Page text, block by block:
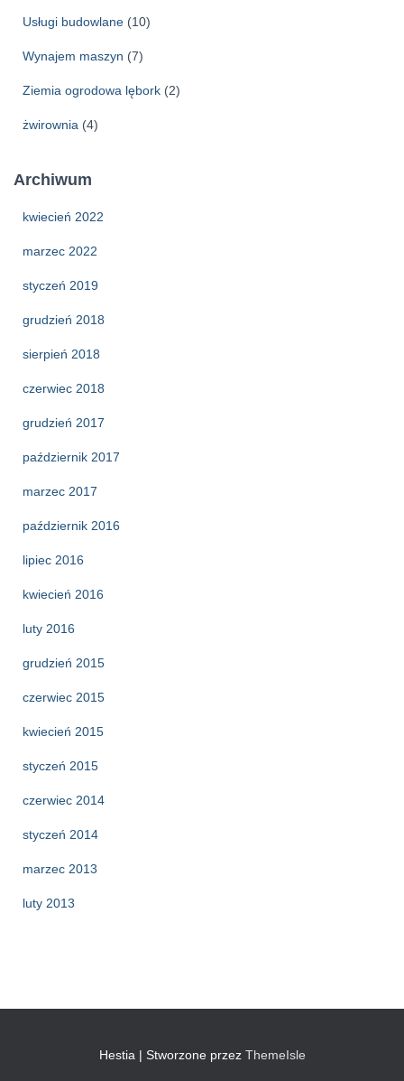
Usługi budowlane (10)
Wynajem maszyn (7)
Ziemia ogrodowa lębork (2)
żwirownia (4)
Archiwum
kwiecień 2022
marzec 2022
styczeń 2019
grudzień 2018
sierpień 2018
czerwiec 2018
grudzień 2017
październik 2017
marzec 2017
październik 2016
lipiec 2016
kwiecień 2016
luty 2016
grudzień 2015
czerwiec 2015
kwiecień 2015
styczeń 2015
czerwiec 2014
styczeń 2014
marzec 2013
luty 2013
Hestia | Stworzone przez ThemeIsle